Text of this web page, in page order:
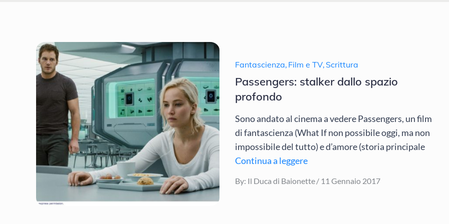
Fantascienza, Film e TV, Scrittura
Passengers: stalker dallo spazio
profondo
Sono andato al cinema a vedere Passengers, un film
di fantascienza (What If non possibile oggi, ma non
impossibile del tutto) e d’amore (storia principale
Continua a leggere
By: Il Duca di Baionette
Posted
11 Gennaio 2017